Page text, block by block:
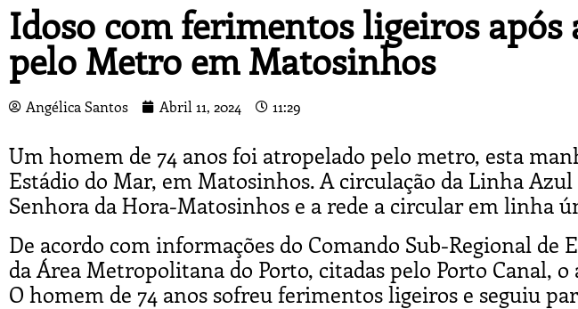
Idoso com ferimentos ligeiros
pelo Metro em Matosinhos
Angélica Santos Abril 11, 2024 11:29
Um homem de 74 anos foi atropelado pelo metro, esta
Estádio do Mar, em Matosinhos. A circulação da Linha
Senhora da Hora-Matosinhos e a rede a circular em linha
De acordo com informações do Comando Sub-Regional de
da Área Metropolitana do Porto, citadas pelo Porto Canal, o
O homem de 74 anos sofreu ferimentos ligeiros e seguiu